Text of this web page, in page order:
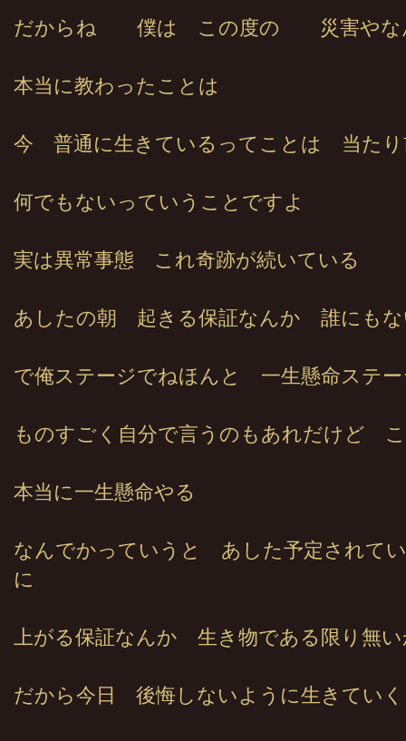
だからね 僕は この度の 災害やな
本当に教わったことは
今 普通に生きているってことは 当たり
何でもないっていうことですよ
実は異常事態 これ奇跡が続いている
あしたの朝 起きる保証なんか 誰にもな
で俺ステージでねほんと 一生懸命ステ
ものすごく自分で言うのもあれだけど
本当に一生懸命やる
なんでかっていうと あした予定されて
に
上がる保証なんか 生き物である限り無
だから今日 後悔しないように生きていく